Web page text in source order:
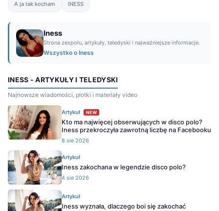
A ja tak kocham INESS
Iness
Strona zespołu, artykuły, teledyski i najważniejsze informacje.
Wszystko o Iness
INESS - ARTYKUŁY I TELEDYSKI
Najnowsze wiadomości, plotki i materiały video
Artykuł NEW
Kto ma najwięcej obserwujących w disco polo?
Iness przekroczyła zawrotną liczbę na Facebooku
8 sie 2026
Artykuł
Iness zakochana w legendzie disco polo?
4 sie 2026
Artykuł
Iness wyznała, dlaczego boi się zakochać